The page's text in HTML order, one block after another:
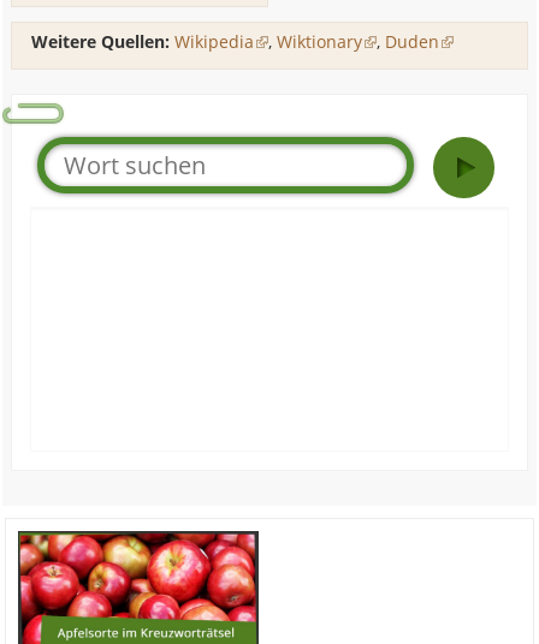
Weitere Quellen: Wikipedia ,Wiktionary , Duden